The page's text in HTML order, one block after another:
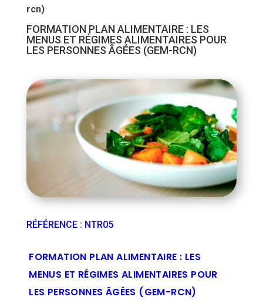
rcn)
FORMATION PLAN ALIMENTAIRE : LES
MENUS ET RÉGIMES ALIMENTAIRES POUR
LES PERSONNES ÂGÉES (GEM-RCN)
RÉFÉRENCE: NTR05
FORMATION PLAN ALIMENTAIRE : LES
MENUS ET RÉGIMES ALIMENTAIRES POUR
LES PERSONNES ÂGÉES (GEM-RCN)